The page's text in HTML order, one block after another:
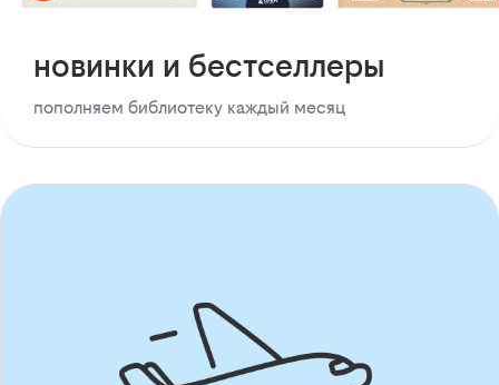
новинки и бестселлеры
пополняем библиотеку каждый месяц